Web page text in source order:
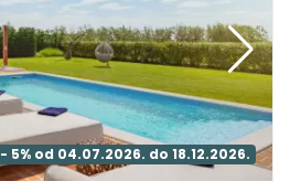
- 5% od 04.07.2026. do 18.12.2026.